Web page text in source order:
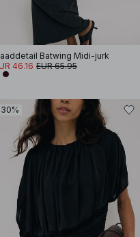
Batwing Midi-jurk
46.16 EUR 65.95